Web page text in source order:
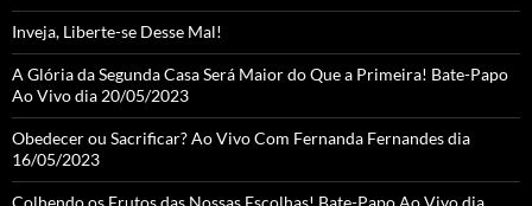
Inveja, Liberte-se Desse Mal!
A Glória da Segunda Casa Será Maior do Que a Primeira! Bate-Papo
Ao Vivo dia 20/05/2023
Obedecer ou Sacrificar? Ao Vivo Com Fernanda Fernandes dia
16/05/2023
Colhendo os Frutos das Nossas Escolhas! Bate-Papo Ao Vivo dia